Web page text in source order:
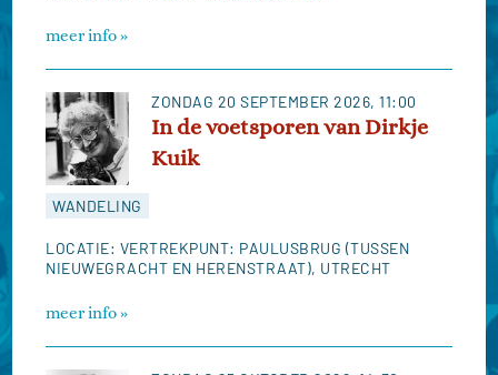
meer info
ZONDAG 20 SEPTEMBER 2026, 11:00
In de voetsporen van Dirkje
Kuik
WANDELING
LOCATIE: VERTREKPUNT: PAULUSBRUG (TUSSEN
NIEUWEGRACHT EN HERENSTRAAT), UTRECHT
meer info